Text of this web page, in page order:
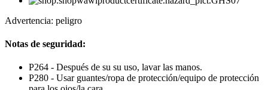
Advertencia: peligro
Notas de seguridad:
P264 - Después de su su uso, lavar las manos.
P280 - Usar guantes/ropa de protección/equipo de protección